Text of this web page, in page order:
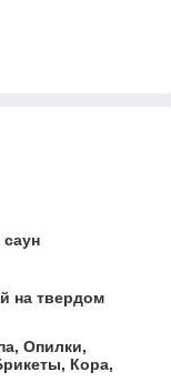
на твердом
Опилки,
Кора,